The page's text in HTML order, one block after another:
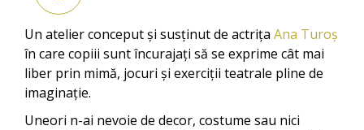
Un atelier conceput și susținut de actrița Ana Turoș
în care copiii sunt încurajați să se exprime cât mai
liber prin mimă, jocuri și exerciții teatrale pline de
imaginație.
Uneori n-ai nevoie de decor, costume sau nici